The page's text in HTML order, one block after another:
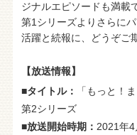
ジナルエピソードも満載
第1シリーズよりさらに
活躍と続報に、どうぞご
【放送情報】
■タイトル：
「もっと！
第2シリーズ
■放送開始時期： 2021年